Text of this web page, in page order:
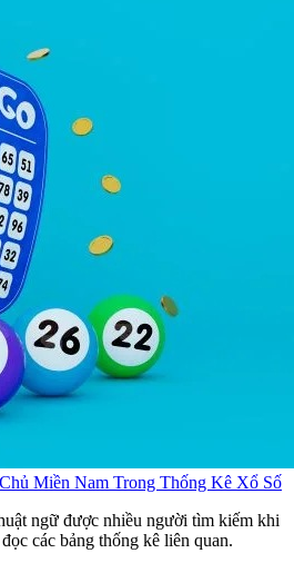
Miền Nam Trong Thống Kê Xổ Số
ngữ được nhiều người tìm kiếm khi
các bảng thống kê liên quan.